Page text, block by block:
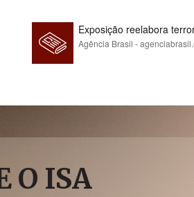
Exposição reelabora
Agência Brasil -
O ISA